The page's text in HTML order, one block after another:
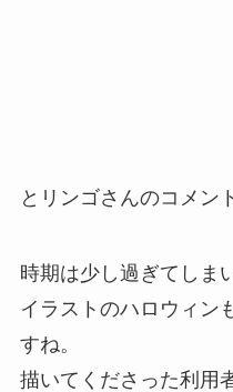
とリンゴさんのコメン
時期は少し過ぎてしま
イラストのハロウィン
すね。
描いてくださった利用